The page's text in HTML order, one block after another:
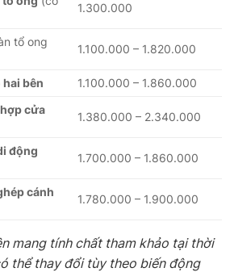
1.300.000
tổ ong
1.100.000 – 1.820.000
hai bên
1.100.000 – 1.860.000
cửa
1.380.000 – 2.340.000
động
1.700.000 – 1.860.000
cánh
1.780.000 – 1.900.000
mang tính chất tham khảo tại thời
thể thay đổi tùy theo biến động